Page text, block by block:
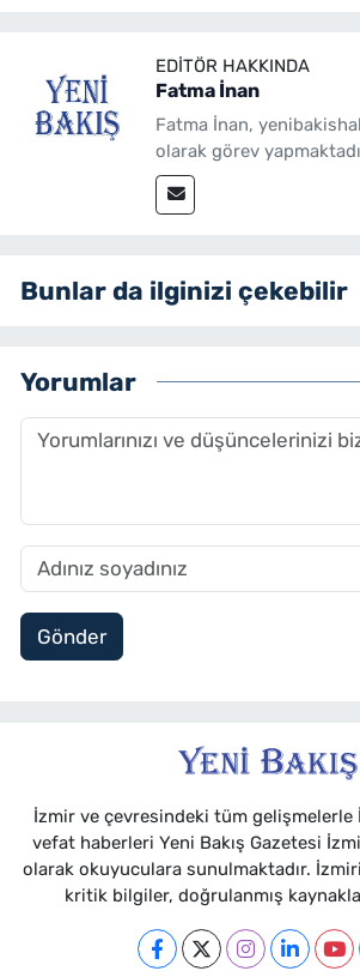
EDITÖR HAKKINDA
Fatma İnan
Fatma İnan,
olarak görev
Bunlar da ilginizi çekebilir
Yorumlar
Gönder
İzmir ve çevresindeki tüm gelişmelerle
vefat haberleri Yeni Bakış Gazetesi
olarak okuyuculara sunulmaktadır.
kritik bilgiler, doğrulanmış